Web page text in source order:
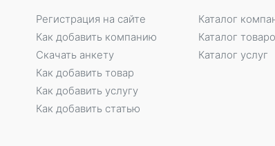
Регистрация на сайте
Как добавить компанию
Скачать анкету
Как добавить товар
Как добавить услугу
Как добавить статью
Каталог
Каталог
Каталог услуг